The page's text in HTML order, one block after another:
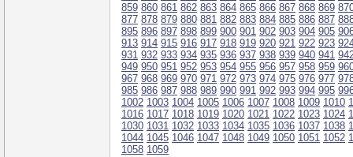
859 860 861 862 863 864 865 866 867 868 869
877 878 879 880 881 882 883 884 885 886 887
895 896 897 898 899 900 901 902 903 904 905
913 914 915 916 917 918 919 920 921 922 923
931 932 933 934 935 936 937 938 939 940 941
949 950 951 952 953 954 955 956 957 958 959
967 968 969 970 971 972 973 974 975 976 977
985 986 987 988 989 990 991 992 993 994 995
1002 1003 1004 1005 1006 1007 1008 1009 1010
1016 1017 1018 1019 1020 1021 1022 1023 1024
1030 1031 1032 1033 1034 1035 1036 1037 1038
1044 1045 1046 1047 1048 1049 1050 1051 1052
1058 1059